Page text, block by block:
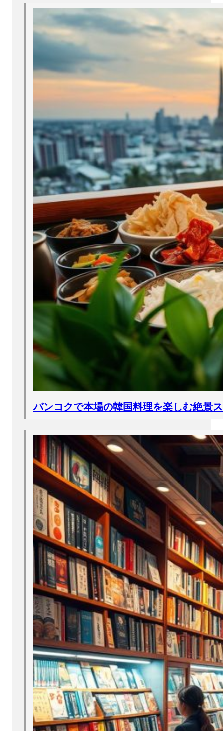
バンコクで本場の韓国料理を楽しむ絶景